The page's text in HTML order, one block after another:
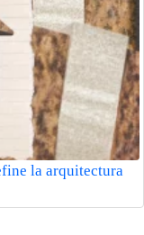
la arquitectura